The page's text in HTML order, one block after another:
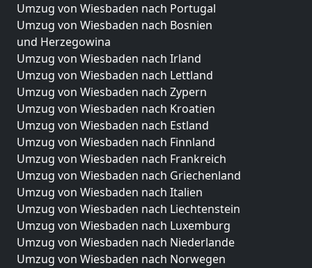
Umzug von Wiesbaden nach Portugal
Umzug von Wiesbaden nach Bosnien
und Herzegowina
Umzug von Wiesbaden nach Irland
Umzug von Wiesbaden nach Lettland
Umzug von Wiesbaden nach Zypern
Umzug von Wiesbaden nach Kroatien
Umzug von Wiesbaden nach Estland
Umzug von Wiesbaden nach Finnland
Umzug von Wiesbaden nach Frankreich
Umzug von Wiesbaden nach Griechenland
Umzug von Wiesbaden nach Italien
Umzug von Wiesbaden nach Liechtenstein
Umzug von Wiesbaden nach Luxemburg
Umzug von Wiesbaden nach Niederlande
Umzug von Wiesbaden nach Norwegen